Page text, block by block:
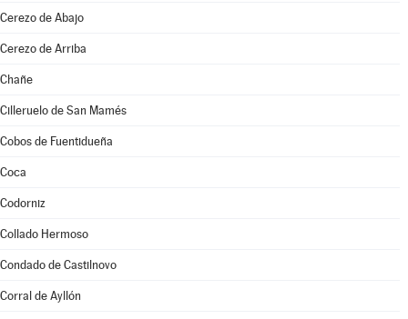
Cerezo de Abajo
Cerezo de Arriba
Chañe
Cilleruelo de San Mamés
Cobos de Fuentidueña
Coca
Codorniz
Collado Hermoso
Condado de Castilnovo
Corral de Ayllón